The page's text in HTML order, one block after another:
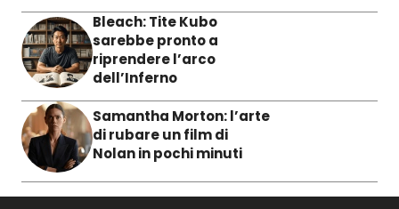
Bleach: Tite Kubo
sarebbe pronto a
riprendere l’arco
dell’Inferno
Samantha Morton: l’arte
di rubare un film di
Nolan in pochi minuti